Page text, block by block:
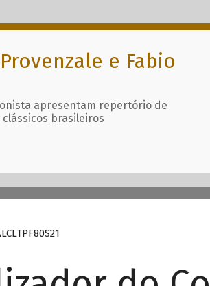
e Fabio
apresentam repertório de
brasileiros